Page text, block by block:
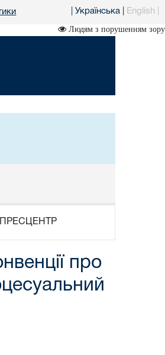
Українська English
Людям з порушенням зору
ПРЕСЦЕНТР
про